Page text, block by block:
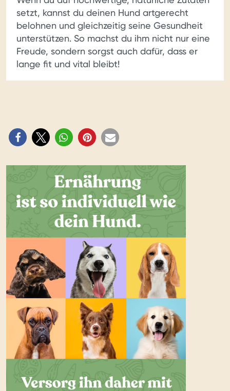
setzt, kannst du deinen Hund artgerecht
belohnen und gleichzeitig seine Gesundheit
unterstützen. So machst du ihm nicht nur eine
Freude, sondern sorgst auch dafür, dass er
lange fit und vital bleibt!